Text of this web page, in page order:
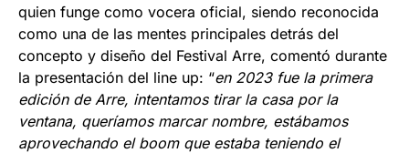
quien funge como vocera oficial, siendo reconocida
como una de las mentes principales detrás del
concepto y diseño del Festival Arre, comentó durante
la presentación del line up: “en 2023 fue la primera
edición de Arre, intentamos tirar la casa por la
ventana, queríamos marcar nombre, estábamos
aprovechando el boom que estaba teniendo el